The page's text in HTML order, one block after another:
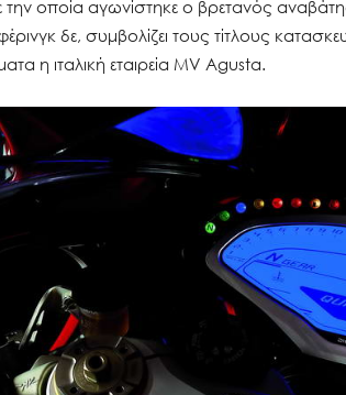
την οποία αγωνίστηκε ο βρετανός
δε, συμβολίζει τους τίτλους
η ιταλική εταιρεία ΜV Agusta.